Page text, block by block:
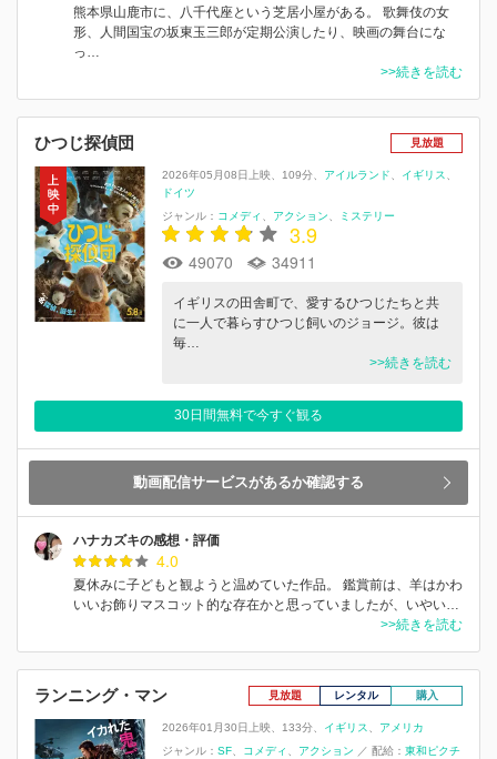
熊本県山鹿市に、八千代座という芝居小屋がある。 歌舞伎の女
形、人間国宝の坂東玉三郎が定期公演したり、映画の舞台にな
っ…
>>続きを読む
ひつじ探偵団 見放題
2026年05月08日上映 109分 アイルランド
イギリス
ドイツ
ジャンル： コメディ アクション ミステリー
3.9
49070 34911
イギリスの田舎町で、愛するひつじたちと共
に一人で暮らすひつじ飼いのジョージ。彼は
毎…
>>続きを読む
30日間無料で今すぐ観る
動画配信サービスがあるか確認する
ハナカズキの感想・評価
4.0
夏休みに子どもと観ようと温めていた作品。 鑑賞前は、羊はかわ
いいお飾りマスコット的な存在かと思っていましたが、いやい…
>>続きを読む
ランニング・マン 見放題 レンタル 購入
2026年01月30日上映 133分 イギリス
アメリカ
ジャンル： SF コメディ アクション ／ 配給： 東和ピクチ